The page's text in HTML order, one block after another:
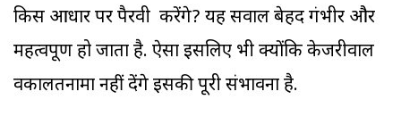
किस आधार पर पैरवी करेंगे? यह सवाल बेहद गंभीर और
महत्वपूर्ण हो जाता है. ऐसा इसलिए भी क्योंकि केजरीवाल
वकालतनामा नहीं देंगे इसकी पूरी संभावना है.